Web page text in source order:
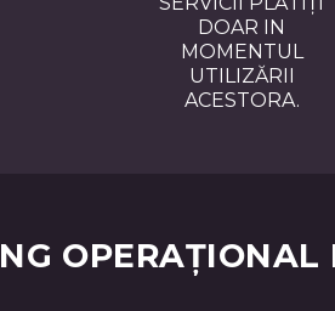
DOAR IN
MOMENTUL
UTILIZĂRII
ACESTORA.
OPERAȚIONAL